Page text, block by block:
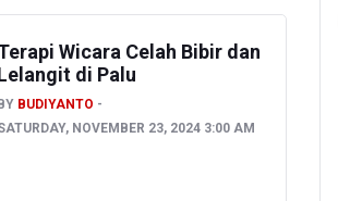
Wicara Celah Bibir dan
di Palu
BUDIYANTO
NOVEMBER 23, 2024 3:00 AM